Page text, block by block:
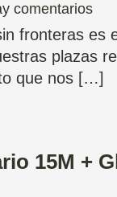
comentarios
fronteras es
plazas
que nos […]
15M +